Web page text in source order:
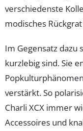
verschiedenste
modisches
Im Gegensatz
kurzlebig sind. Sie
verstärkt. So
Charli XCX immer
Accessoires und